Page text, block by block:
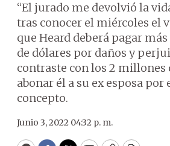
“El jurado me devolvió la
tras conocer el miércoles el
que Heard deberá pagar
de dólares por daños y
contraste con los 2 millones
abonar él a su ex esposa
concepto.
Junio 3, 2022 04:32 p. m.